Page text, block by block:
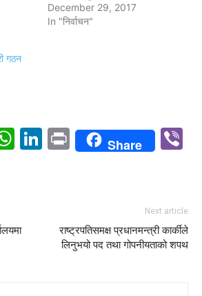
December 29, 2017
In "निर्वाचन"
गठन
WhatsApp
LinkedIn
PrintShare
Next article
राष्ट्रपतिसमक्ष प्रधानमन्त्री कार्कीले
लिनुभयो पद तथा गोपनीयताको शपथ